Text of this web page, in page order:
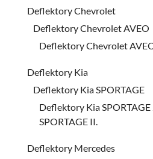
Deflektory Chevrolet
Deflektory Chevrolet AVEO
Deflektory Chevrolet
Deflektory Kia
Deflektory Kia SPORTAGE
Deflektory Kia
SPORTAGE II.
Deflektory Mercedes